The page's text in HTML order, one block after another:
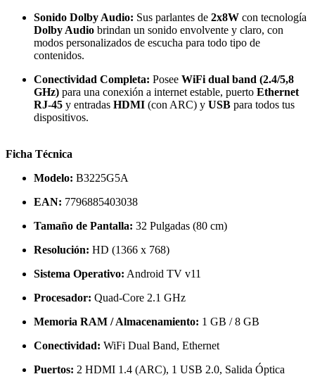
Sonido Dolby Audio: Sus parlantes de 2x8W con tecnología
Dolby Audio brindan un sonido envolvente y claro, con
modos personalizados de escucha para todo tipo de
contenidos.
Conectividad Completa: Posee WiFi dual band (2.4/5,8
GHz) para una conexión a internet estable, puerto Ethernet
RJ-45 y entradas HDMI (con ARC) y USB para todos tus
dispositivos.
Ficha Técnica
Modelo: B3225G5A
EAN: 7796885403038
Tamaño de Pantalla: 32 Pulgadas (80 cm)
Resolución: HD (1366 x 768)
Sistema Operativo: Android TV v11
Procesador: Quad-Core 2.1 GHz
Memoria RAM / Almacenamiento: 1 GB / 8 GB
Conectividad: WiFi Dual Band, Ethernet
Puertos: 2 HDMI 1.4 (ARC), 1 USB 2.0, Salida Óptica